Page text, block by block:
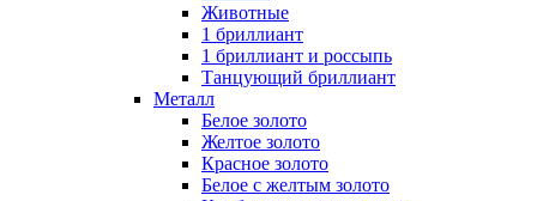
Животные
1 бриллиант
1 бриллиант и россыпь
Танцующий бриллиант
Металл
Белое золото
Желтое золото
Красное золото
Белое с желтым золото